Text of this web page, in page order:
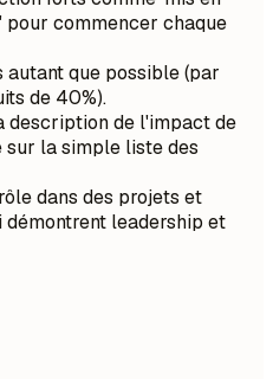
commencer chaque
que possible (par
de 40%).
description de l'impact de
la simple liste des
dans des projets et
leadership et